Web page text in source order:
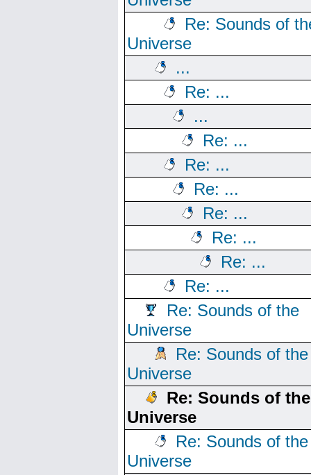
Re: Sounds of
Universe
...
Re: ...
...
Re: ...
Re: ...
Re: ...
Re: ...
Re: ...
Re: ...
Re: ...
Re: Sounds of the
Universe
Re: Sounds of the
Universe
Re: Sounds of the
Universe
Re: Sounds of the
Universe